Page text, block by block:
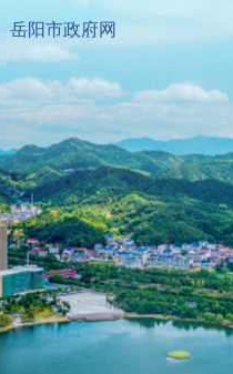
岳阳市政府网